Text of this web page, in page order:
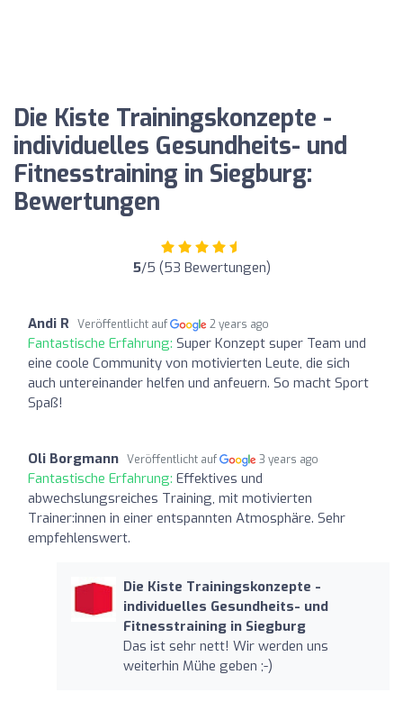
Die Kiste Trainingskonzepte -
individuelles Gesundheits- und
Fitnesstraining in Siegburg:
Bewertungen
5/5 (53 Bewertungen)
Andi R Veröffentlicht auf 2 years ago
Fantastische Erfahrung: Super Konzept super Team und
eine coole Community von motivierten Leute, die sich
auch untereinander helfen und anfeuern. So macht Sport
Spaß!
Oli Borgmann Veröffentlicht auf 3 years ago
Fantastische Erfahrung: Effektives und
abwechslungsreiches Training, mit motivierten
Trainer:innen in einer entspannten Atmosphäre. Sehr
empfehlenswert.
Die Kiste Trainingskonzepte -
individuelles Gesundheits- und
Fitnesstraining in Siegburg
Das ist sehr nett! Wir werden uns
weiterhin Mühe geben ;-)